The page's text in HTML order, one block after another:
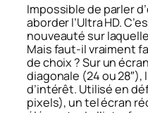
Impossible de parler
aborder l’Ultra HD.
nouveauté sur
Mais faut-il vraiment
de choix ? Sur un
diagonale (24 ou 28″),
d’intérêt. Utilisé en
pixels), un tel écran